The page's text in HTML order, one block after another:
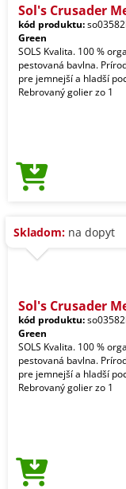
Sol's Crusader
kód produktu:
Green
SOLS Kvalita. 100 %
pestovaná bavlna.
pre jemnejší a hladší
Rebrovaný golier zo 1
Skladom: na dopyt
Sol's Crusader
kód produktu:
Green
SOLS Kvalita. 100 %
pestovaná bavlna.
pre jemnejší a hladší
Rebrovaný golier zo 1